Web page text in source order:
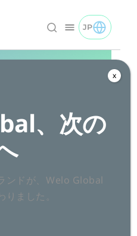
JP
TOGGLE JP
なコン
りス
で、ビ
を
、次の
ンドが、Welo Global
ました。
x